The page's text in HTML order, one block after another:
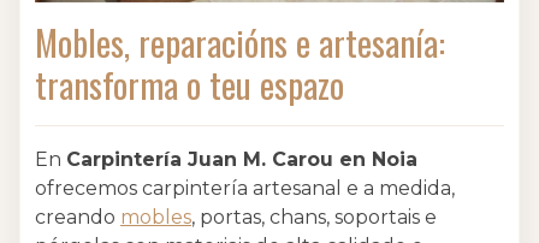
Mobles, reparacións e artesanía:
transforma o teu espazo
En Carpintería Juan M. Carou en Noia
ofrecemos carpintería artesanal e a medida,
creando mobles, portas, chans, soportais e